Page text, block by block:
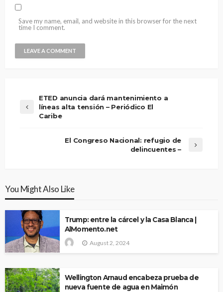
Save my name, email, and website in this browser for the next
time I comment.
ETED anuncia dará mantenimiento a
líneas alta tensión – Periódico El
Caribe
El Congreso Nacional: refugio de
delincuentes –
You Might Also Like
Trump: entre la cárcel y la Casa Blanca |
AlMomento.net
August 2, 2024
Wellington Arnaud encabeza prueba de
nueva fuente de agua en Maimón